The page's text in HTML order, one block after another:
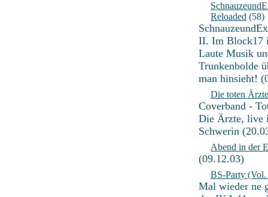
Reloaded (58)
II. Im Block17
Laute Musik
Trunkenbolde
man hinsieht!
Die toten Ärzte
Coverband -
Die Ärzte, live
Schwerin
Abend in der
(09.12.03)
BS-Party
Mal wieder ne